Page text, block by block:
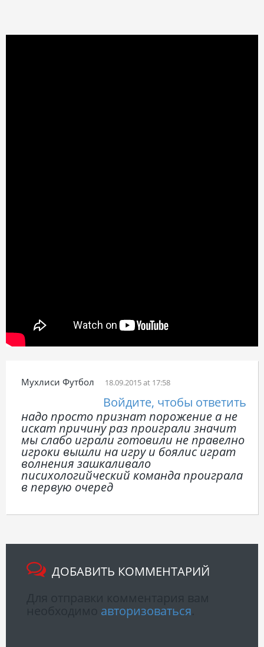
Мухлиси Футбол 18.09.2015 at 17:58
Войдите, чтобы ответить
надо просто признат порожение а не
искат причину раз проиграли значит
мы слабо играли готовили не правелно
игроки вышли на игру и боялис играт
волнения зашкаливало
писихологийческий команда проиграла
в первую очеред
ДОБАВИТЬ КОММЕНТАРИЙ
авторизоваться